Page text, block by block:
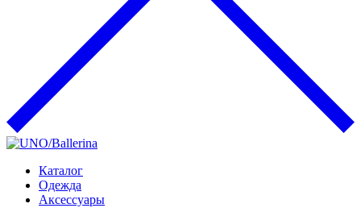
Каталог
Одежда
Аксессуары